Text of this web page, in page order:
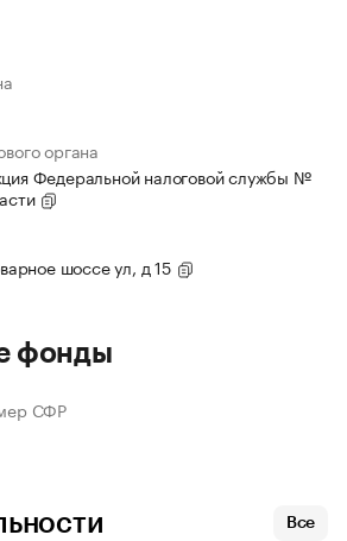
органа
Федеральной налоговой службы №
шоссе ул, д 15
фонды
СФР
Все